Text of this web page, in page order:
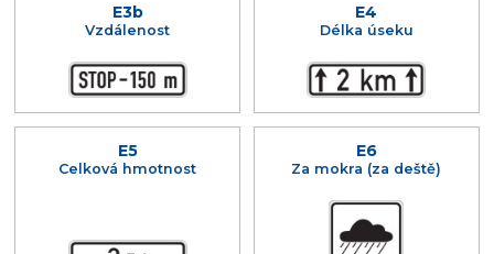
E3b
Vzdálenost
E4
Délka úseku
E5
Celková hmotnost
E6
Za mokra (za deště)